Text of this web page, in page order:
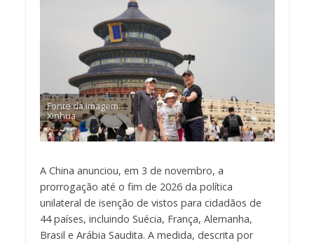
Fonte da imagem:
Xinhua
A China anunciou, em 3 de novembro, a
prorrogação até o fim de 2026 da política
unilateral de isenção de vistos para cidadãos de
44 países, incluindo Suécia, França, Alemanha,
Brasil e Arábia Saudita. A medida, descrita por